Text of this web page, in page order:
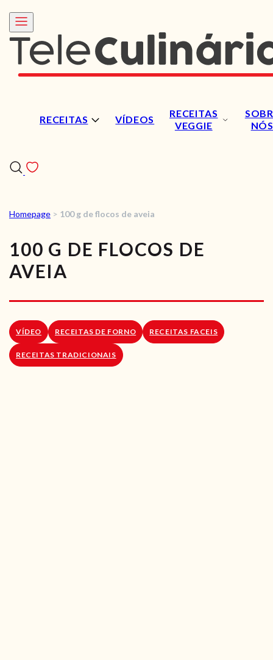
RECEITAS VÍDEOS
RECEITAS
VEGGIE
NÓS
RECEITAS
VÍDEOS
LOJA ONLINE
Homepage > 100 g de flocos de aveia
100 G DE FLOCOS DE
AVEIA
VÍDEO RECEITAS DE FORNO RECEITAS FACEIS
RECEITAS TRADICIONAIS